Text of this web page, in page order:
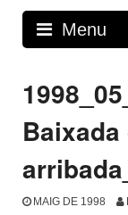
Menu
Baixada
MAIG DE 1998